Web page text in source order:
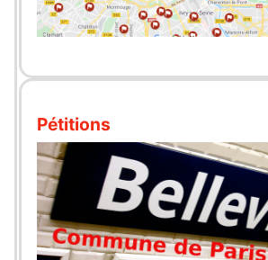
Pétitions